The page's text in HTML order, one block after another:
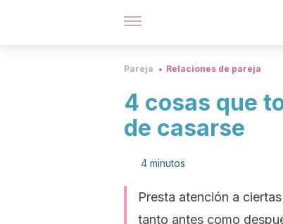
Pareja Relaciones de pareja
4 cosas que
de casarse
4 minutos
Presta atención a
tanto antes como